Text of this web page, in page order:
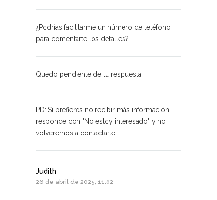
¿Podrías facilitarme un número de teléfono
para comentarte los detalles?
Quedo pendiente de tu respuesta.
PD: Si prefieres no recibir más información,
responde con "No estoy interesado" y no
volveremos a contactarte.
Judith
26 de abril de 2025, 11:02